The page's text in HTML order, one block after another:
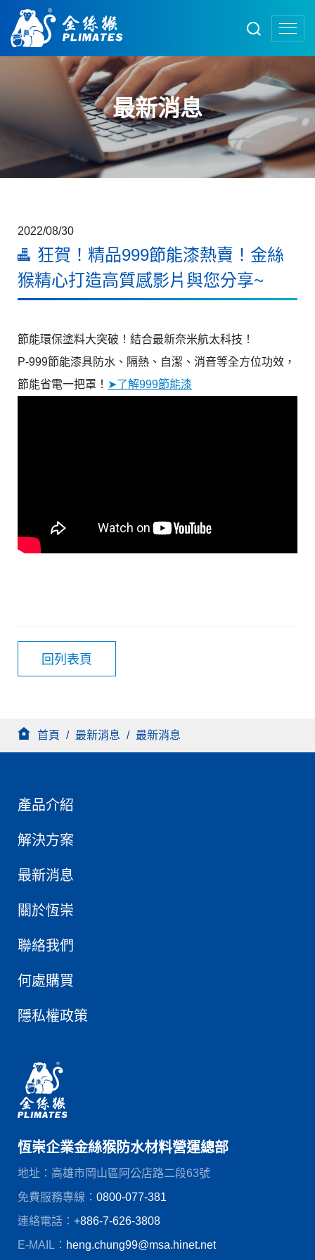
最新消息
2022/08/30
狂賀！精品999節能漆熱賣！金絲
猴精心打造高質感影片與您分享~
節能環保塗料大突破！結合最新奈米航太科技！
P-999節能漆具防水、隔熱、自潔、消音等全方位功效，
節能省電一把罩！ ➤了解999節能漆
回列表頁
首頁 / 最新消息 / 最新消息
產品介紹
解決方案
最新消息
關於恆崇
聯絡我們
何處購買
隱私權政策
恆崇企業金絲猴防水材料營運總部
地址：高雄市岡山區阿公店路二段63號
免費服務專線： 0800-077-381
連絡電話： +886-7-626-3808
E-MAIL： heng.chung99@msa.hinet.net